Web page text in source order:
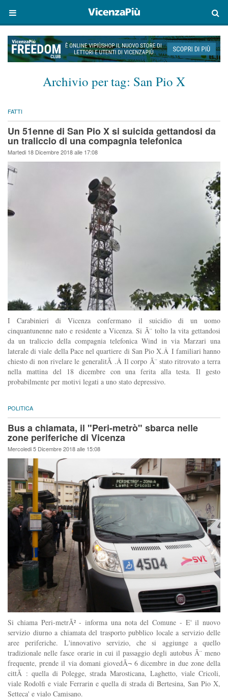
Archivio per tag: San Pio X
FATTI
Un 51enne di San Pio X si suicida gettandosi da
un traliccio di una compagnia telefonica
Martedi 18 Dicembre 2018 alle 17:08
I Carabinieri di Vicenza confermano il suicidio di un uomo
cinquantunenne nato e residente a Vicenza. Si Ã¨ tolto la vita gettandosi
da un traliccio della compagnia telefonica Wind in via Marzari una
laterale di viale della Pace nel quartiere di San Pio X.Â I familiari hanno
chiesto di non rivelare le generalitÃ .Â Il corpo Ã¨ stato ritrovato a terra
nella mattina del 18 dicembre con una ferita alla testa. Il gesto
probabilmente per motivi legati a uno stato depressivo.
POLITICA
Bus a chiamata, il "Peri-metrò" sbarca nelle
zone periferiche di Vicenza
Mercoledi 5 Dicembre 2018 alle 15:08
Si chiama Peri-metrÃ² - informa una nota del Comune - E' il nuovo
servizio diurno a chiamata del trasporto pubblico locale a servizio delle
aree periferiche. L'innovativo servizio, che si aggiunge a quello
tradizionale nelle fasce orarie in cui il passaggio degli autobus Ã¨ meno
frequente, prende il via domani giovedÃ¬ 6 dicembre in due zone della
cittÃ : quella di Polegge, strada Marosticana, Laghetto, viale Cricoli,
viale Rodolfi e viale Ferrarin e quella di strada di Bertesina, San Pio X,
Setteca' e vialo Camisano.